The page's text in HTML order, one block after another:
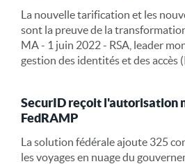
La nouvelle tarification et les
sont la preuve de la
MA - 1 juin 2022 - RSA, leader
gestion des identités et des accès
SecurID reçoit l'autorisation
FedRAMP
La solution fédérale ajoute 325
les voyages en nuage du